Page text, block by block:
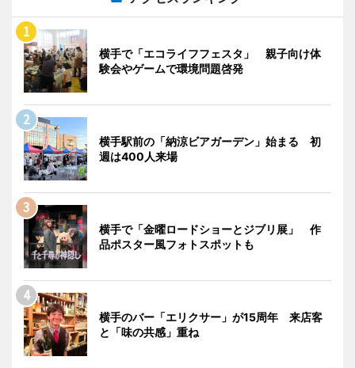
横手で「エコライフフェスタ」 親子向け体
験会やゲームで環境問題啓発
横手駅前の「納涼ビアガーデン」始まる 初
週は400人来場
横手で「金曜ロードショーとジブリ展」 作
品ポスター風フォトスポットも
横手のバー「エリクサー」が15周年 来店客
と「味の共感」重ね